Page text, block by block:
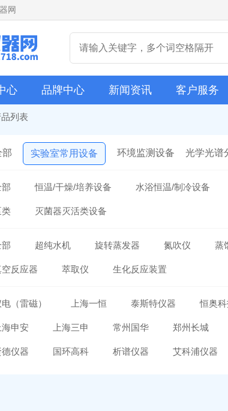
网
心 品牌中心 新闻资讯 客户服务
列表
部 实验室常用设备 环境监测设备 光学光谱
恒温/干燥/培养设备 水浴恒温/制冷设备
类 灭菌器灭活类设备
超纯水机 旋转蒸发器 氮吹仪 蒸
空反应器 萃取仪 生化反应装置
（雷磁） 上海一恒 泰斯特仪器 恒奥
海申安 上海三申 常州国华 郑州长城
德仪器 国环高科 析谱仪器 艾科浦仪器